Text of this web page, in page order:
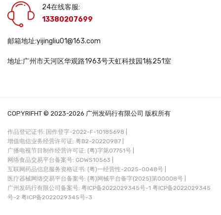
24在线客服:
13380207699
邮箱地址:yijingliu01@163.com
地址:广州市天河区华观路1963号天虹科技园1栋251室
COPYRIFHT © 2023-2026 广州发码行有限公司 版权所有
作品登记证书: 国作登字-2022-F-10185698 |
增值电信业务经营许可证: 粤B2-20220987 |
广播电视节目制作经营许可证: (粤)字第07751号 |
网络食品交易平台备案号: GDWS10563 |
互联网药品信息服务资格证书: (粤)一经营性-2025-0048号 |
医疗器械网络交易平台备案号: (粤)网械平台备字(2025)第00008号 |
广州发码行有限公司备案号: 粤ICP备2022029345号-1 粤ICP备2022029345
号-2 粤ICP备2022029345号-3